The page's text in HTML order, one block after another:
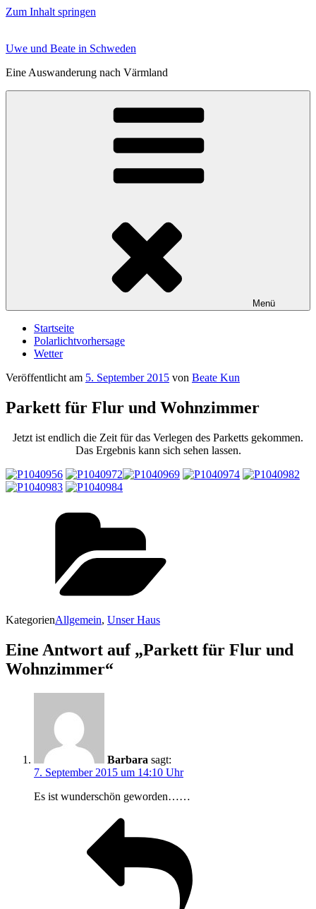
Zum Inhalt springen
Uwe und Beate in Schweden
Eine Auswanderung nach Värmland
Menü
Startseite
Polarlichtvorhersage
Wetter
Veröffentlicht am 5. September 2015 von Beate Kun
Parkett für Flur und Wohnzimmer
Jetzt ist endlich die Zeit für das Verlegen des Parketts gekommen.
Das Ergebnis kann sich sehen lassen.
KategorienAllgemein, Unser Haus
Eine Antwort auf „Parkett für Flur und
Wohnzimmer“
Barbara sagt:
7. September 2015 um 14:10 Uhr
Es ist wunderschön geworden……